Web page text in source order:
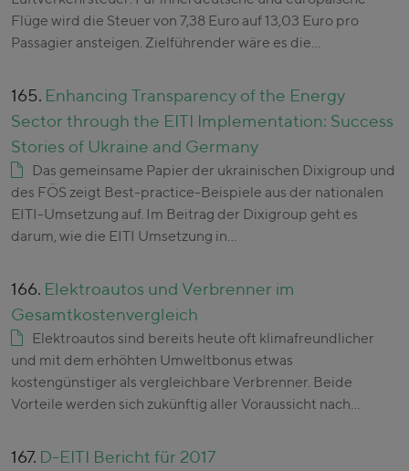
Flüge wird die Steuer von 7,38 Euro auf 13,03 Euro pro
Passagier ansteigen. Zielführender wäre es die…
165. Enhancing Transparency of the Energy
Sector through the EITI Implementation: Success
Stories of Ukraine and Germany
Das gemeinsame Papier der ukrainischen Dixigroup und
des FÖS zeigt Best-practice-Beispiele aus der nationalen
EITI-Umsetzung auf. Im Beitrag der Dixigroup geht es
darum, wie die EITI Umsetzung in…
166. Elektroautos und Verbrenner im
Gesamtkostenvergleich
Elektroautos sind bereits heute oft klimafreundlicher
und mit dem erhöhten Umweltbonus etwas
kostengünstiger als vergleichbare Verbrenner. Beide
Vorteile werden sich zukünftig aller Voraussicht nach…
167. D-EITI Bericht für 2017